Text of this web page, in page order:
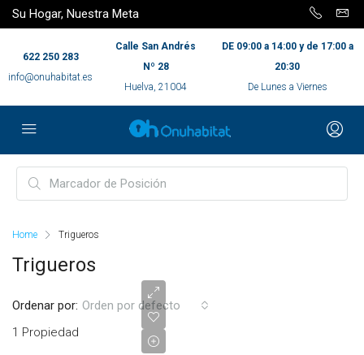
Su Hogar, Nuestra Meta
622 250 283
info@onuhabitat.es
Calle San Andrés
Nº 28
Huelva, 21004
DE 09:00 a 14:00 y de 17:00 a
20:30
De Lunes a Viernes
Home Trigueros
Trigueros
1 Propiedad
Ordenar por: Orden por defecto